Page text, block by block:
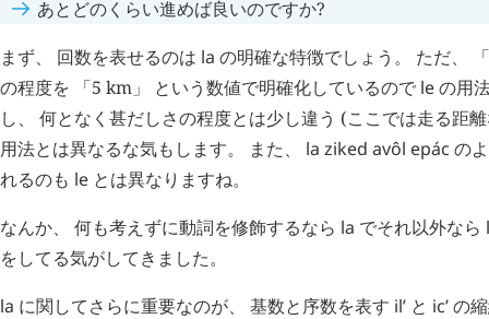
あとどのくらい進めば良いのですか?
まず、 回数を表せるのは la の明確な特徴でしょう。 ただ、
の程度を 「5 km」 という数値で明確化しているので leの用
し、 何となく甚だしさの程度とは少し違う (ここでは走る距
用法とは異なるな気もします。 また、 la ziked avôl epác の
れるのも le とは異なりますね。
なんか、 何も考えずに動詞を修飾するなら la でそれ以外なら
をしてる気がしてきました。
la に関してさらに重要なのが、 基数と序数を表す il’ と ic’の